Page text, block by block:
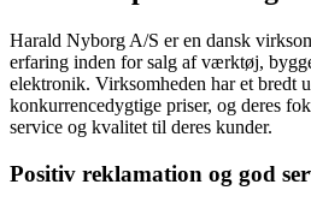
Harald Nyborg A/S er en dansk
erfaring inden for salg af værktøj,
elektronik. Virksomheden har et bredt
konkurrencedygtige priser, og deres
service og kvalitet til deres kunder.
Positiv reklamation og god